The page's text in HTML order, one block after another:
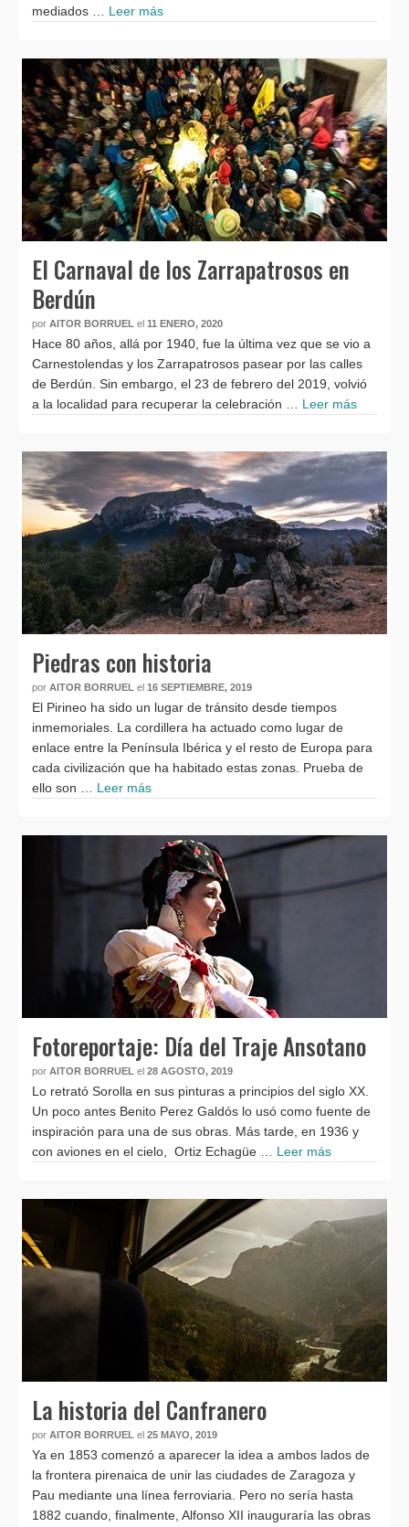
mediados … Leer más
El Carnaval de los Zarrapatrosos en
Berdún
por AITOR BORRUEL el 11 ENERO, 2020
Hace 80 años, allá por 1940, fue la última vez que se vio a
Carnestolendas y los Zarrapatrosos pasear por las calles
de Berdún. Sin embargo, el 23 de febrero del 2019, volvió
a la localidad para recuperar la celebración … Leer más
Piedras con historia
por AITOR BORRUEL el 16 SEPTIEMBRE, 2019
El Pirineo ha sido un lugar de tránsito desde tiempos
inmemoriales. La cordillera ha actuado como lugar de
enlace entre la Península Ibérica y el resto de Europa para
cada civilización que ha habitado estas zonas. Prueba de
ello son … Leer más
Fotoreportaje: Día del Traje Ansotano
por AITOR BORRUEL el 28 AGOSTO, 2019
Lo retrató Sorolla en sus pinturas a principios del siglo XX.
Un poco antes Benito Perez Galdós lo usó como fuente de
inspiración para una de sus obras. Más tarde, en 1936 y
con aviones en el cielo, Ortiz Echagüe … Leer más
La historia del Canfranero
por AITOR BORRUEL el 25 MAYO, 2019
Ya en 1853 comenzó a aparecer la idea a ambos lados de
la frontera pirenaica de unir las ciudades de Zaragoza y
Pau mediante una línea ferroviaria. Pero no sería hasta
1882 cuando, finalmente, Alfonso XII inauguraría las obras